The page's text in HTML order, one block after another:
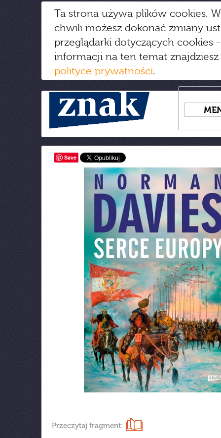
Ta strona używa plików cookies.
chwili możesz dokonać zmiany
przeglądarki dotyczących cookies
informacji na ten temat
polityce prywatności.
Save
Przeczytaj fragment: